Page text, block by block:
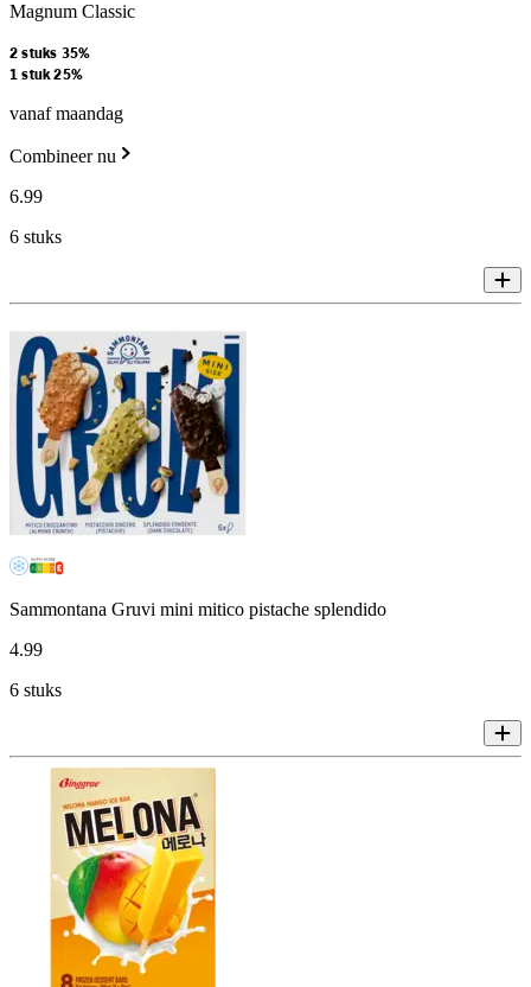
Magnum Classic
2 stuks 35%
1 stuk 25%
vanaf maandag
Combineer nu
6.99
6 stuks
Sammontana Gruvi mini mitico pistache splendido
4.99
6 stuks